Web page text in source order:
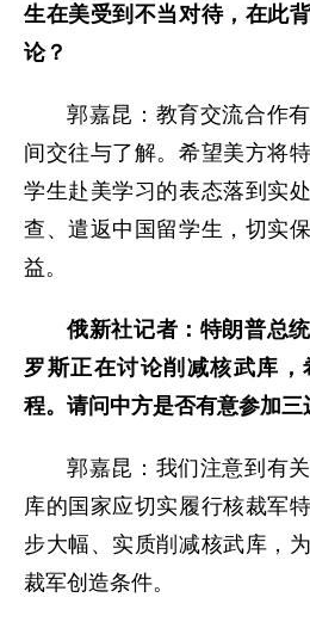
生在美受到不当对待，在此
论？
郭嘉昆：教育交流合作
间交往与了解。希望美方将
学生赴美学习的表态落到实
查、遣返中国留学生，切实
益。
俄新社记者：特朗普总
罗斯正在讨论削减核武库
程。请问中方是否有意参加三
郭嘉昆：我们注意到有
库的国家应切实履行核裁军
步大幅、实质削减核武库，
裁军创造条件。